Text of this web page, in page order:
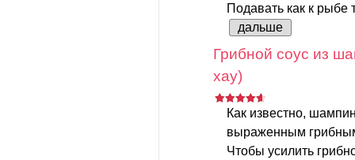
Подавать как к рыбе
дальше
Грибной соус из
хау)
Как известно,
выраженным
Чтобы усилить